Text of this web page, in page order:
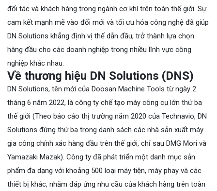
đối tác và khách hàng trong ngành cơ khí trên toàn thế giới. Sự
cam kết mạnh mẽ vào đổi mới và tối ưu hóa công nghệ đã giúp
DN Solutions khẳng định vị thế dẫn đầu, trở thành lựa chọn
hàng đầu cho các doanh nghiệp trong nhiều lĩnh vực công
nghiệp khác nhau.
Về thương hiệu DN Solutions (DNS)
DN Solutions, tên mới của Doosan Machine Tools từ ngày 2
tháng 6 năm 2022, là công ty chế tạo máy công cụ lớn thứ ba
thế giới (Theo báo cáo thị trường năm 2020 của Technavio, DN
Solutions đứng thứ ba trong danh sách các nhà sản xuất máy
gia công chính xác hàng đầu trên thế giới, chỉ sau DMG Mori và
Yamazaki Mazak). Công ty đã phát triển một danh mục sản
phẩm đa dạng với khoảng 500 loại máy tiện, máy phay và các
thiết bị khác, nhằm đáp ứng nhu cầu của khách hàng trên toàn